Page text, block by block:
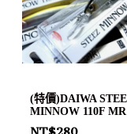
(特價)DAIWA
MINNOW 110F MR